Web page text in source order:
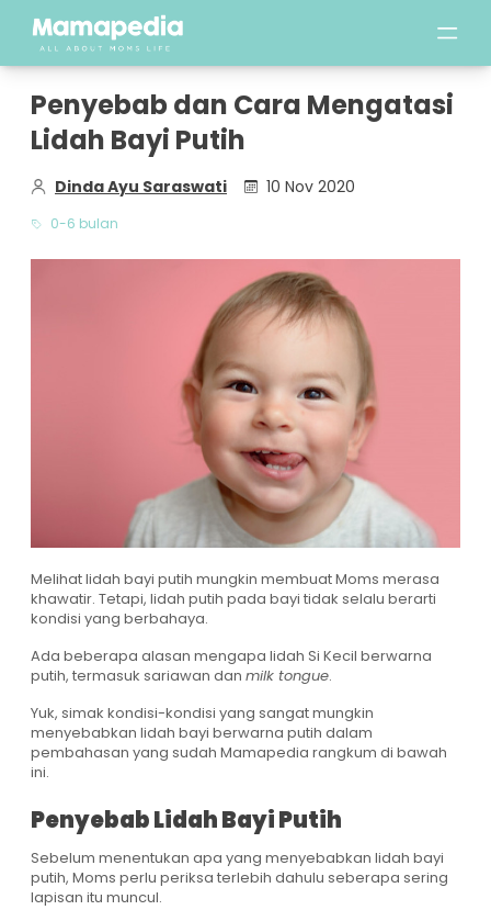
Penyebab dan Cara Mengatasi
Lidah Bayi Putih
Dinda Ayu Saraswati 10 Nov 2020
0-6 bulan
Melihat lidah bayi putih mungkin membuat Moms merasa
khawatir. Tetapi, lidah putih pada bayi tidak selalu berarti
kondisi yang berbahaya.
Ada beberapa alasan mengapa lidah Si Kecil berwarna
putih, termasuk sariawan dan milk tongue.
Yuk, simak kondisi-kondisi yang sangat mungkin
menyebabkan lidah bayi berwarna putih dalam
pembahasan yang sudah Mamapedia rangkum di bawah
ini.
Penyebab Lidah Bayi Putih
Sebelum menentukan apa yang menyebabkan lidah bayi
putih, Moms perlu periksa terlebih dahulu seberapa sering
lapisan itu muncul.